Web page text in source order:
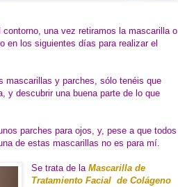
una vez retiramos la mascarilla o
en los siguientes días para realizar el
mascarillas y parches, sólo tenéis que
y descubrir una buena parte de lo que
parches para ojos, y, pese a que todos
de estas mascarillas no es para mí.
Se trata de laMascarilla de
Tratamiento Facial de Colágeno